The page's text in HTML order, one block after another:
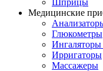
Шприцы
Медицинские
Глюкометры
Ингаляторы
Ирригаторы
Массажеры